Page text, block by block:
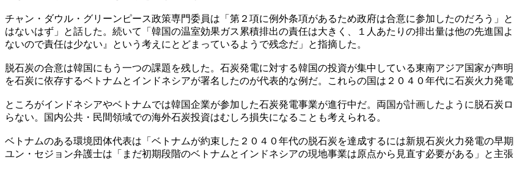
チャン・ダウル・グリーンピース政策専門委員は「第２項に例外条項があるため政府は合意に参加したのだろう」
はないはず」と話した。続いて「韓国の温室効果ガス累積排出の責任は大きく、１人あたりの排出量は他の先進国
ないので責任は少ない』という考えにとどまっているようで残念だ」と指摘した。
脱石炭の合意は韓国にもう一つの課題を残した。石炭発電に対する韓国の投資が集中している東南アジア国家が声
を石炭に依存するベトナムとインドネシアが署名したのが代表的な例だ。これらの国は２０４０年代に石炭火力発電
ところがインドネシアやベトナムでは韓国企業が参加した石炭発電事業が進行中だ。両国が計画したように脱石炭
らない。国内公共・民間領域での海外石炭投資はむしろ損失になることも考えられる。
ベトナムのある環境団体代表は「ベトナムが約束した２０４０年代の脱石炭を達成するには新規石炭火力発電の早
ユン・セジョン弁護士は「まだ初期段階のベトナムとインドネシアの現地事業は原点から見直す必要がある」と主張